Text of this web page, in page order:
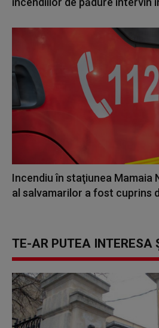
Incendiu în staţiunea Mamaia
al salvamarilor a fost cuprins
TE-AR PUTEA INTERESA